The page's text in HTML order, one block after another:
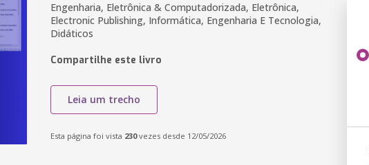
Engenharia, Eletrônica & Computadorizada, Eletrônica,
Electronic Publishing, Informática, Engenharia E Tecnologia,
Didáticos
Compartilhe este livro
Leia um trecho
Esta página foi vista 230vezes desde 12/05/2026